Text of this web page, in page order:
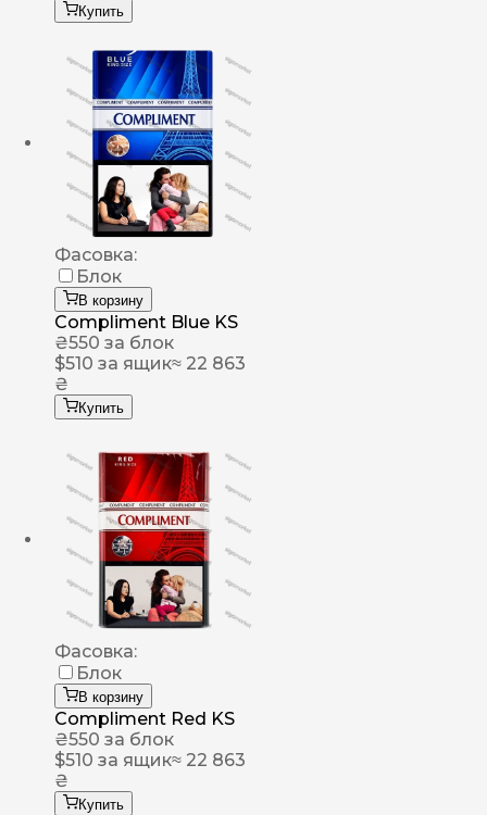
Купить
Фасовка:
Блок
В корзину
Compliment Blue KS
₴550 за блок
$510 за ящик≈ 22 863
₴
Купить
Фасовка:
Блок
В корзину
Compliment Red KS
₴550 за блок
$510 за ящик≈ 22 863
₴
Купить